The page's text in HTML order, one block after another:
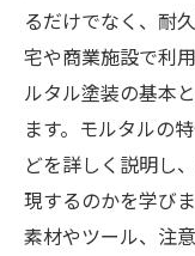
るだけでなく、耐
宅や商業施設で利
ルタル塗装の基本
ます。モルタルの
どを詳しく説明し
現するのかを学び
素材やツール、注